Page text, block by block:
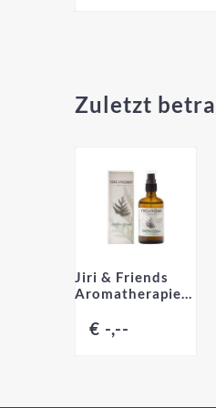
Zuletzt
Jiri & Friends
Aromatherapiespray
Zedernholz
€ -,--